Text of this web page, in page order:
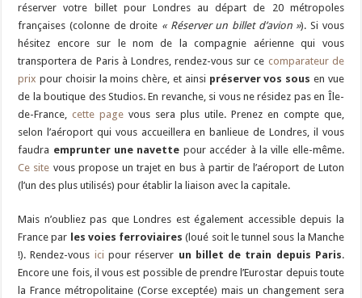
réserver votre billet pour Londres au départ de 20 métropoles
françaises (colonne de droite « Réserver un billet d’avion »). Si vous
hésitez encore sur le nom de la compagnie aérienne qui vous
transportera de Paris à Londres, rendez-vous sur ce comparateur de
prixpour choisir la moins chère, et ainsi préserver vos sous en vue
de la boutique des Studios. En revanche, si vous ne résidez pas en Île-
de-France,cette pagevous sera plus utile. Prenez en compte que,
selon l’aéroport qui vous accueillera en banlieue de Londres, il vous
faudra emprunter une navette pour accéder à la ville elle-même.
Ce site vous propose un trajet en bus à partir de l’aéroport de Luton
(l’un des plus utilisés) pour établir la liaison avec la capitale.
Mais n’oubliez pas que Londres est également accessible depuis la
France par les voies ferroviaires (loué soit le tunnel sous la Manche
!). Rendez-vous ici pour réserver un billet de train depuis Paris.
Encore une fois, il vous est possible de prendre l’Eurostar depuis toute
la France métropolitaine (Corse exceptée) mais un changement sera